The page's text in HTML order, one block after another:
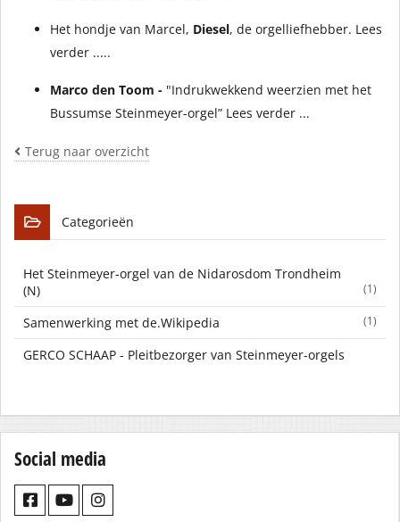
Het hondje van Marcel, Diesel, de orgelliefhebber. Lees
verder .....
Marco den Toom - "Indrukwekkend weerzien met het
Bussumse Steinmeyer-orgel” Lees verder ...
Terug naar overzicht
Categorieën
Het Steinmeyer-orgel van de Nidarosdom Trondheim
(N)
(1)
Samenwerking met de.Wikipedia (1)
GERCO SCHAAP - Pleitbezorger van Steinmeyer-orgels
Social media